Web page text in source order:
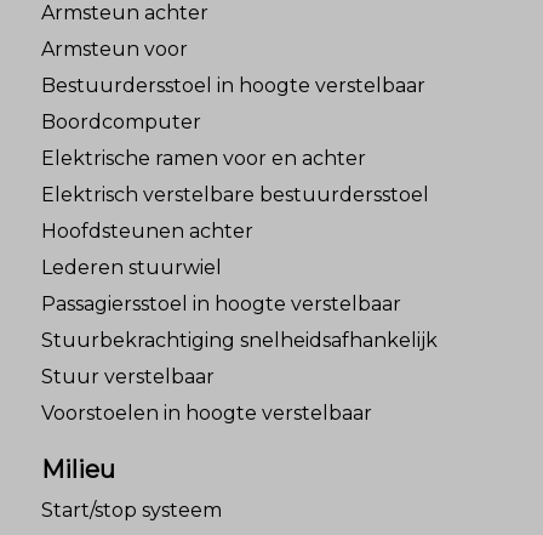
Armsteun achter
Armsteun voor
Bestuurdersstoel in hoogte verstelbaar
Boordcomputer
Elektrische ramen voor en achter
Elektrisch verstelbare bestuurdersstoel
Hoofdsteunen achter
Lederen stuurwiel
Passagiersstoel in hoogte verstelbaar
Stuurbekrachtiging snelheidsafhankelijk
Stuur verstelbaar
Voorstoelen in hoogte verstelbaar
Milieu
Start/stop systeem